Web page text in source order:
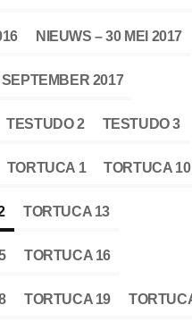
NIEUWS – 30 MEI 2017
2017
TESTUDO 2 TESTUDO 3
TORTUCA 1 TORTUCA 10
TORTUCA 13
TORTUCA 16
TORTUCA 19